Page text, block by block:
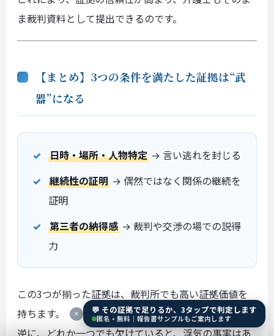
ま裁判資料として提出できるのです。
【まとめ】3つの条件を満たした証拠は“武
器”になる
日時・場所・人物特定 → 言い逃れを封じる
継続性の証明 → 偶然ではなく関係の継続を
証明
第三者の納得感 → 裁判や交渉の場での説得
力
この3つが揃った証拠は、裁判所でも高い証拠価値を
持ちます。
× 💬 その証拠で足りるか、3タップで判定します
匿名・無料｜報告書サンプルもご案内します